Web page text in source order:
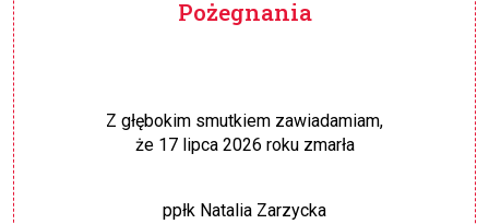
Pożegnania
Z głębokim smutkiem zawiadamiam,
że 17 lipca 2026 roku zmarła
ppłk Natalia Zarzycka